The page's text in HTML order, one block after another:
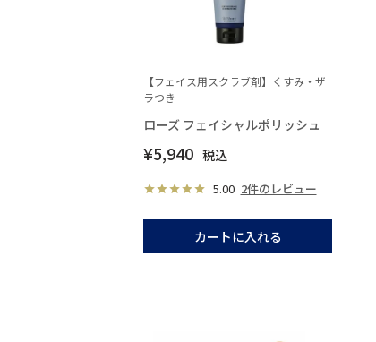
【フェイス用スクラブ剤】くすみ・ザ
ラつき
ローズ フェイシャルポリッシュ
¥5,940 税込
5.00 2件のレビュー
カートに入れる